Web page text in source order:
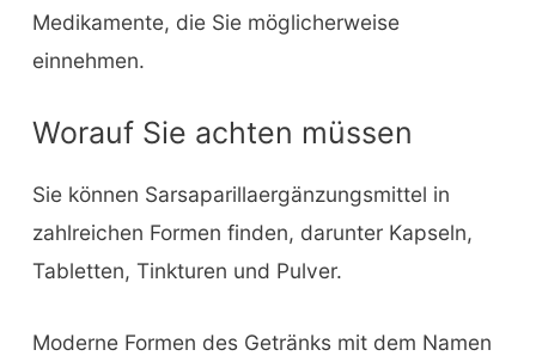
Medikamente, die Sie möglicherweise
einnehmen.
Worauf Sie achten müssen
Sie können Sarsaparillaergänzungsmittel in
zahlreichen Formen finden, darunter Kapseln,
Tabletten, Tinkturen und Pulver.
Moderne Formen des Getränks mit dem Namen